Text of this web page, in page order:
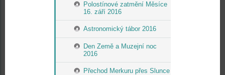
Polostínové zatmění Měsíce
16. září 2016
Astronomický tábor 2016
Den Země a Muzejní noc
2016
Přechod Merkuru přes Slunce